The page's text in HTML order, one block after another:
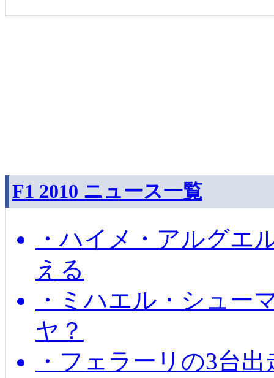
F1 2010 ニュース一覧
・ハイメ・アルグエ
える
・ミハエル・シュー
ヤ？
・フェラーリの3台